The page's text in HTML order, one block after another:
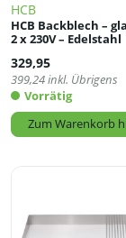
HCB
HCB Backblech –
2 x 230V – Edelstahl
329,95
399,24inkl. Übrigens
Vorrätig
Zum Warenkorb